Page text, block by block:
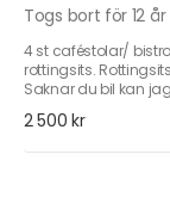
Togs bort för 12
4 st caféstolar/
rottingsits.
Saknar du bil kan
2 500 kr